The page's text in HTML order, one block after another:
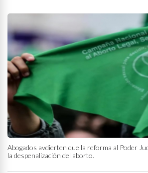
Abogados avdierten que la reforma al Poder
la despenalización del aborto.